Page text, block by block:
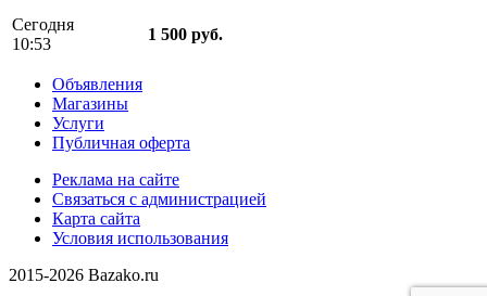
Сегодня
10:53
1 500 руб.
Объявления
Магазины
Услуги
Публичная оферта
Реклама на сайте
Связаться с администрацией
Карта сайта
Условия использования
2015-2026 Bazako.ru